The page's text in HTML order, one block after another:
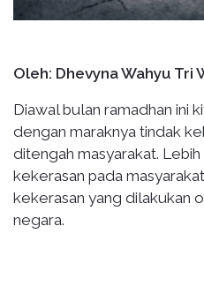
Oleh: Dhevyna Wahyu Tri
Diawal bulan ramadhan ini
dengan maraknya tindak
ditengah masyarakat. Lebih
kekerasan pada
kekerasan yang dilakukan
negara.